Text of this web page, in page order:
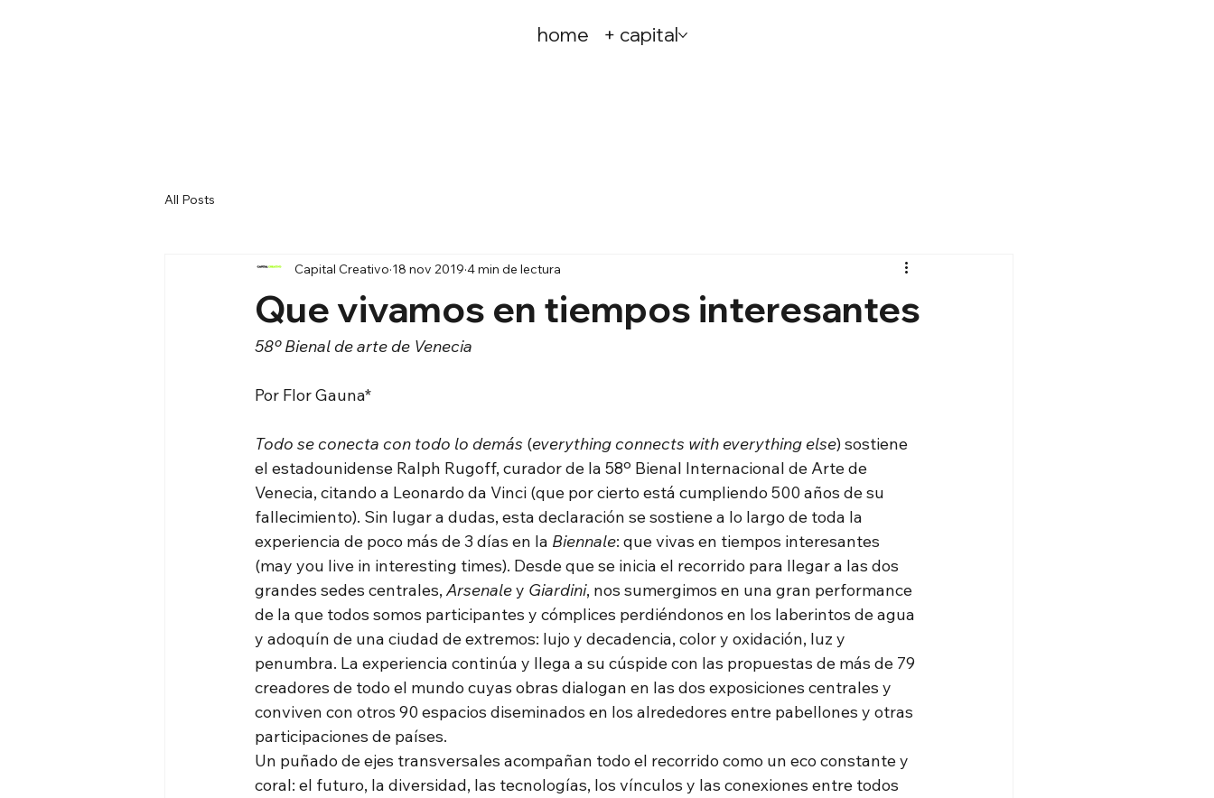
home + capital
All Posts
Que vivamos en tiempos interesantes
Capital Creativo 18 nov 2019 4 min de lectura
58º Bienal de arte de Venecia
Por Flor Gauna*
Todo se conecta con todo lo demás (everything connects with everything else) sostiene
el estadounidense Ralph Rugoff, curador de la 58º Bienal Internacional de Arte de
Venecia, citando a Leonardo da Vinci (que por cierto está cumpliendo 500 años de su
fallecimiento). Sin lugar a dudas, esta declaración se sostiene a lo largo de toda la
experiencia de poco más de 3 días en la Biennale: que vivas en tiempos interesantes
(may you live in interesting times). Desde que se inicia el recorrido para llegar a las dos
grandes sedes centrales, Arsenale y Giardini, nos sumergimos en una gran performance
de la que todos somos participantes y cómplices perdiéndonos en los laberintos de agua
y adoquín de una ciudad de extremos: lujo y decadencia, color y oxidación, luz y
penumbra. La experiencia continúa y llega a su cúspide con las propuestas de más de 79
creadores de todo el mundo cuyas obras dialogan en las dos exposiciones centrales y
conviven con otros 90 espacios diseminados en los alrededores entre pabellones y otras
participaciones de países.
Un puñado de ejes transversales acompañan todo el recorrido como un eco constante y
coral: el futuro, la diversidad, las tecnologías, los vínculos y las conexiones entre todos